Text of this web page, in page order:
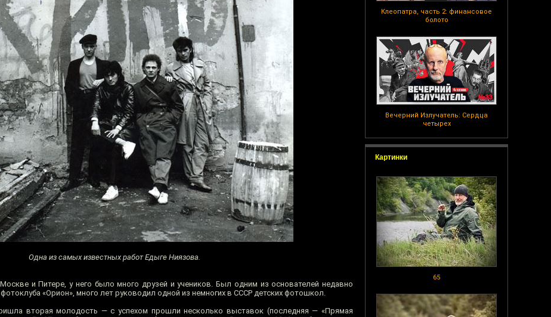
Клеопатра, часть 2: финансовое
болото
Вечерний Излучатель: Сердца
четырех
Картинки
65
Одна из самых известных работ Едыге Ниязова.
и Питере, у него было много друзей и учеников. Был одним из основателей недавно
«Орион», много лет руководил одной из немногих в СССР детских фотошкол.
вторая молодость — с успехом прошли несколько выставок (последняя — «Прямая